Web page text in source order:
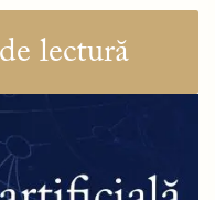
lectură